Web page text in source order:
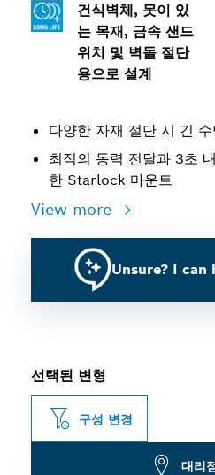
건식벽체, 못이 있
는 목재, 금속 샌드
위치 및 벽돌 절단
용으로 설계
다양한 자재 절단 시 긴
최적의 동력 전달과 3초
한 Starlock 마운트
View more
Unsure? I can
선택된 변형
구성 변경
대리